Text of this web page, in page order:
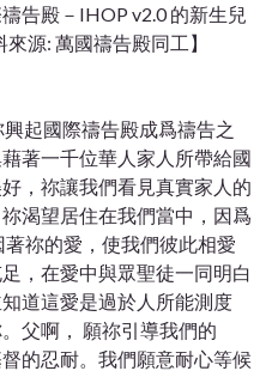
告殿－IHOP v2.0 的新生兒
源: 萬國禱告殿同工】
起國際禱告殿成爲禱告之
著一千位華人家人所帶給國
，祢讓我們看見真實家人的
渴望居住在我們當中，因爲
祢的愛，使我們彼此相愛
，在愛中與眾聖徒一同明白
道這愛是過於人所能測度
父啊， 願祢引導我們的
的忍耐。我們願意耐心等候